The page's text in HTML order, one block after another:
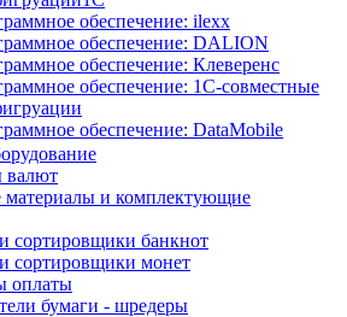
обеспечение: ilexx
обеспечение: DALION
обеспечение: Клеверенс
обеспечение: 1С-совместные
обеспечение: DataMobile
валют
материалы и комплектующие
сортировщики банкнот
сортировщики монет
оплаты
бумаги - шредеры